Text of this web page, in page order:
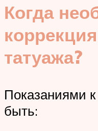
Когда
татуажа?
Показаниями
быть: